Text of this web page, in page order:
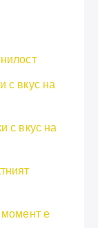
с вкус на
с вкус на
е